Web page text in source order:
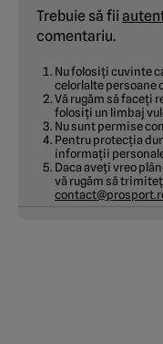
Trebuie să fii
comentariu.
Nu folosiți cuvinte
celorlalte persoane
Vă rugăm să faceți
folosiți un limbaj
Nu sunt permise
Pentru protecția
informații
Daca aveți vreo
vă rugăm să